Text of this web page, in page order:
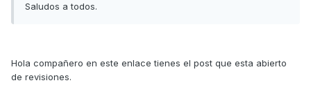
Saludos a todos.
Hola compañero en este enlace tienes el post que esta abierto
de revisiones.